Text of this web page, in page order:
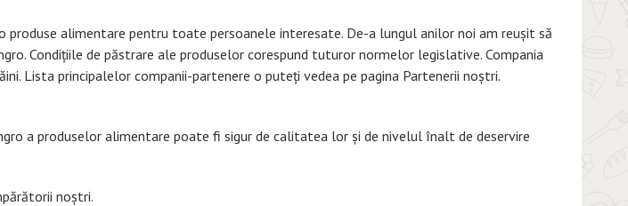
produse alimentare pentru toate persoanele interesate. De-a lungul anilor noi am reușit să
Condițiile de păstrare ale produselor corespund tuturor normelor legislative. Compania
Lista principalelor companii-partenere o puteți vedea pe pagina Partenerii noștri.
a produselor alimentare poate fi sigur de calitatea lor și de nivelul înalt de deservire
noștri.